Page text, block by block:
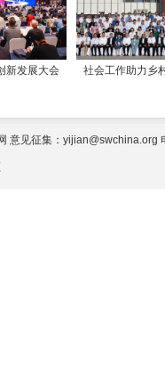
新发展大会 社会工作助力乡
意见征集：yijian@swchina.org